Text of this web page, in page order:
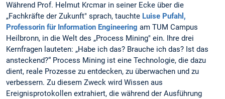
Während Prof. Helmut Krcmar in seiner Ecke über die
„Fachkräfte der Zukunft" sprach, tauchte Luise Pufahl,
Professorin für Information Engineering am TUM Campus
Heilbronn, in die Welt des „Process Mining" ein. Ihre drei
Kernfragen lauteten: „Habe ich das? Brauche ich das? Ist das
ansteckend?“ Process Mining ist eine Technologie, die dazu
dient, reale Prozesse zu entdecken, zu überwachen und zu
verbessern. Zu diesem Zweck wird Wissen aus
Ereignisprotokollen extrahiert, die während der Ausführung